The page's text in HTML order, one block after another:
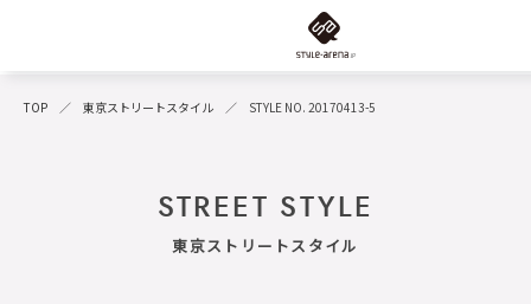
TOP 東京ストリートスタイル STYLE NO. 20170413-5
STREET STYLE
東京ストリートスタイル